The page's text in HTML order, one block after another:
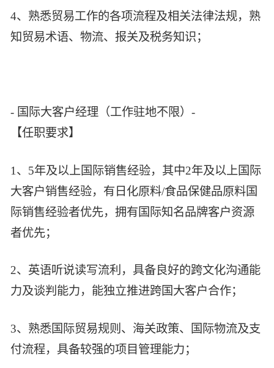
4、熟悉贸易工作的各项流程及相关法律法规，熟
知贸易术语、物流、报关及税务知识；
- 国际大客户经理（工作驻地不限）-
【任职要求】
1、5年及以上国际销售经验，其中2年及以上国际
大客户销售经验，有日化原料/食品保健品原料国
际销售经验者优先，拥有国际知名品牌客户资源
者优先；
2、英语听说读写流利，具备良好的跨文化沟通能
力及谈判能力，能独立推进跨国大客户合作；
3、熟悉国际贸易规则、海关政策、国际物流及支
付流程，具备较强的项目管理能力；